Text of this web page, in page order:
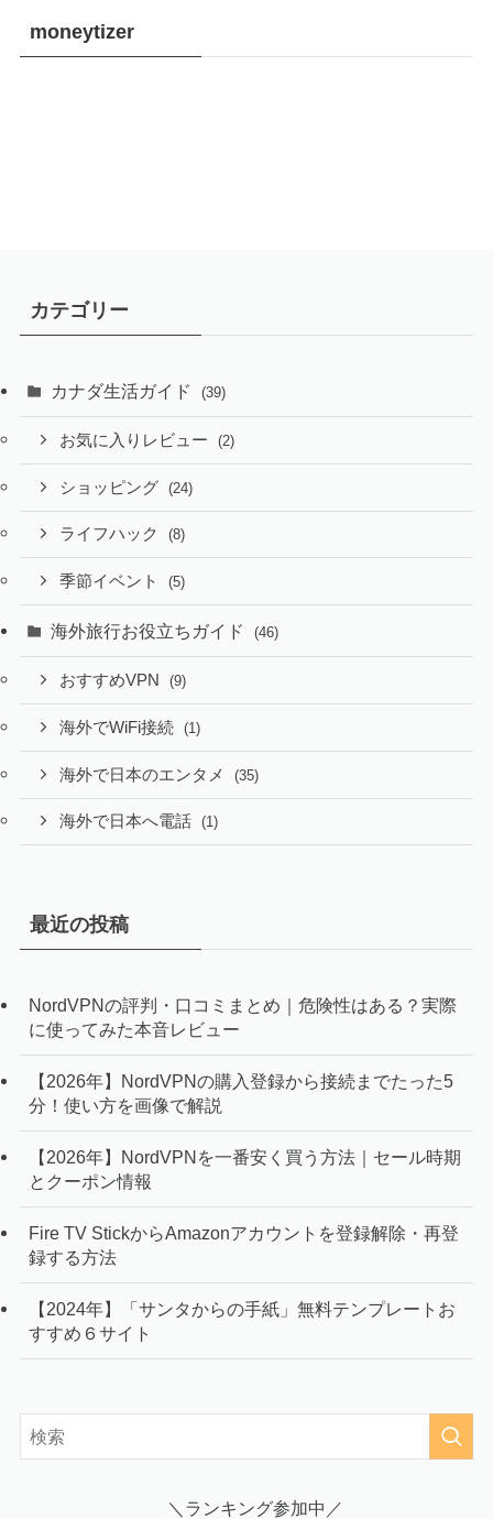
moneytizer
カテゴリー
カナダ生活ガイド (39)
お気に入りレビュー (2)
ショッピング (24)
ライフハック (8)
季節イベント (5)
海外旅行お役立ちガイド (46)
おすすめVPN (9)
海外でWiFi接続 (1)
海外で日本のエンタメ (35)
海外で日本へ電話 (1)
最近の投稿
NordVPNの評判・口コミまとめ｜危険性はある？実際
に使ってみた本音レビュー
【2026年】NordVPNの購入登録から接続までたった5
分！使い方を画像で解説
【2026年】NordVPNを一番安く買う方法｜セール時期
とクーポン情報
Fire TV StickからAmazonアカウントを登録解除・再登
録する方法
【2024年】「サンタからの手紙」無料テンプレートお
すすめ６サイト
＼ランキング参加中／